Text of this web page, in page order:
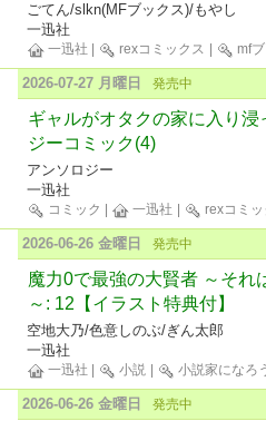
ごてん/slkn(MFブックス)/もやし
一迅社
一迅社 rexコミックス mf
2026-07-27 月曜日 発売中
ギャルがオタクの家に入り
ジーコミック(4)
アンソロジー
一迅社
コミック 一迅社 rexコミ
2026-06-26 金曜日 発売中
魔力0で最強の大賢者 ～それ
～: 12【イラスト特典付】
空地大乃/色意しのぶ/ぎん太郎
一迅社
一迅社 小説 小説家になろ
2026-06-26 金曜日 発売中